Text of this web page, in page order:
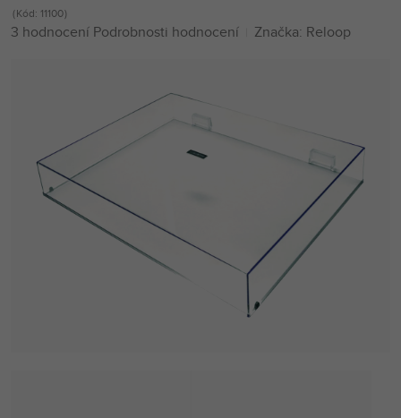
Kód: 11100
Průměrné
hvězdiček.
3 hodnocení Podrobnosti hodnocení Značka: Reloop